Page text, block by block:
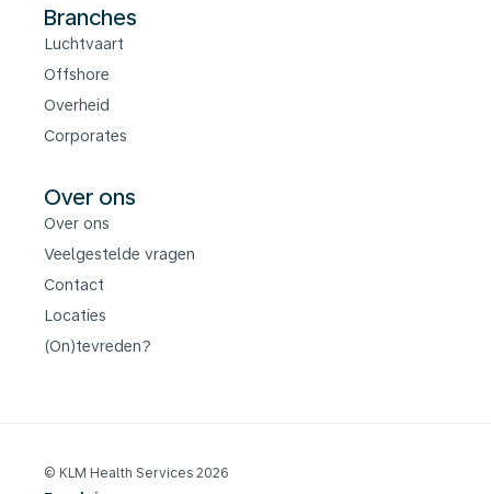
Branches
Luchtvaart
Offshore
Overheid
Corporates
Over ons
Over ons
Veelgestelde vragen
Contact
Locaties
(On)tevreden?
© KLM Health Services 2026